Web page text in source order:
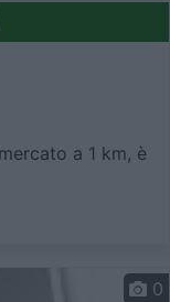
a 1 km, è
0